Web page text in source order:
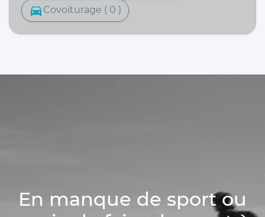
directions_car Covoiturage ( 0 )
En manque de sport ou